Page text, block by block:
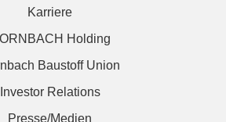
Karriere
Holding
Baustoff Union
Investor Relations
Presse/Medien